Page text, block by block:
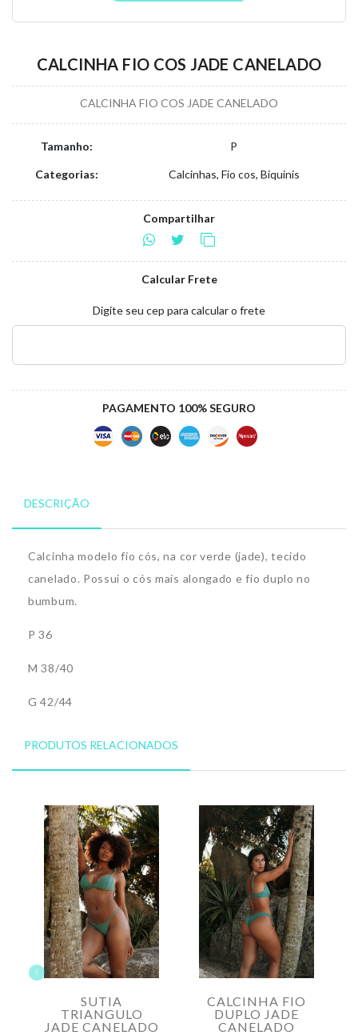
CALCINHA FIO COS JADE CANELADO
CALCINHA FIO COS JADE CANELADO
Tamanho: P
Categorias: Calcinhas, Fio cos, Biquinis
Compartilhar
Calcular Frete
Digite seu cep para calcular o frete
PAGAMENTO 100% SEGURO
DESCRIÇÃO
Calcinha modelo fio cós, na cor verde (jade), tecido
canelado. Possui o cós mais alongado e fio duplo no
bumbum.
P 36
M 38/40
G 42/44
PRODUTOS RELACIONADOS
SUTIA
TRIANGULO
JADE CANELADO
CALCINHA FIO
DUPLO JADE
CANELADO